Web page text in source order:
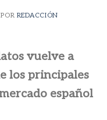
POR REDACCIÓN
vuelve a
los principales
español